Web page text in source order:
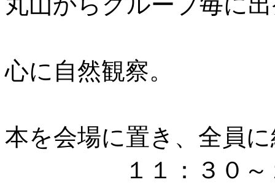
心に自然観察。
本を会場に置き、全員
１１：３０～１